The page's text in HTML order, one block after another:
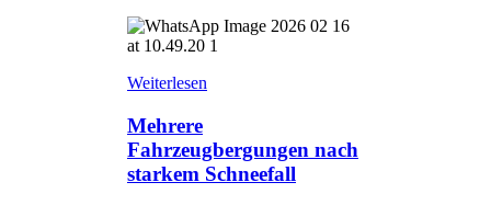
Weiterlesen
Mehrere
Fahrzeugbergungen nach
starkem Schneefall